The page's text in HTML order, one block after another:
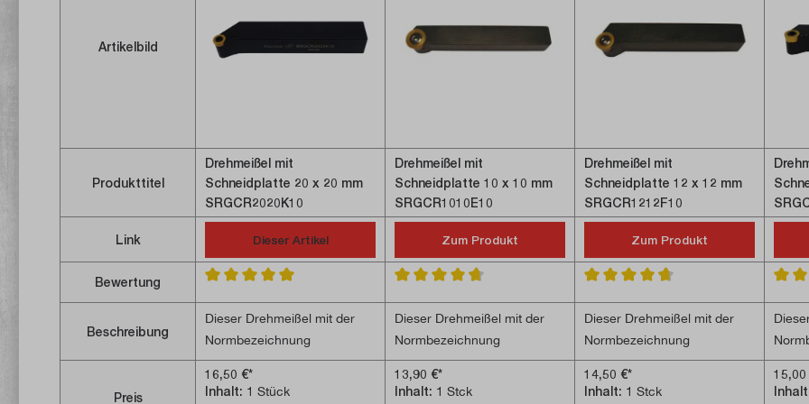
Artikelbild
Produkttitel
Drehmeißel mit
Schneidplatte 20 x 20 mm
SRGCR2020K10
Drehmeißel mit
Schneidplatte 10 x 10 mm
SRGCR1010E10
Drehmeißel mit
Schneidplatte 12 x 12 mm
SRGCR1212F10
Link Dieser Artikel Zum Produkt Zum Produkt
Bewertung
Beschreibung
Dieser Drehmeißel mit der
Normbezeichnung
SRGCR2020K10 hat einen
Schaft mit 20 x 20 mm und
Dieser Drehmeißel mit der
Normbezeichnung
SRGCR1010E10 hat einen
Schaft mit 10 x 10 mm und
Dieser Drehmeißel mit der
Normbezeichnung
SRGCR1212F10 hat einen
Schaft mit 12 x 12 mm und
Schaft mit 14 x 14
Preis
16,50 €*
Inhalt: 1 Stück
13,90 €*
Inhalt: 1 Stck
14,50 €*
Inhalt: 1 Stck
15,00